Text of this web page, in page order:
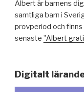
Albert är barnens
samtliga barn i
provperiod och
senaste ”Albert
Digitalt